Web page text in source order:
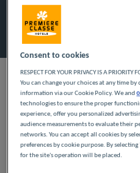
ONZE
OBERNAI
PRIJZEN
Consent to cookies
RESPECT FOR YOUR PRIVACY IS A PRIORITY
You can change your choices at any time
information via our Cookie Policy. We and
technologies to ensure the proper
experience, offer you personalized
audience measurements to evaluate their
networks. You can accept all cookies by
preferences by cookie purpose. By
for the site's operation will be placed.